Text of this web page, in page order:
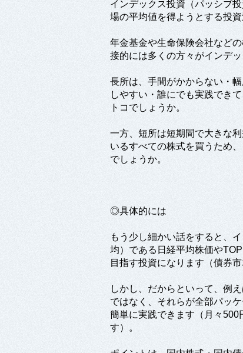
インデックス投資（パッシブ
場の平均値を得ようとする投資
年金基金や生命保険会社など
接的には多くの方々がインデ
長所は、手間がかからない・
しやすい・誰にでも実践でき
トコでしょうか。
一方、短所は短期間で大きな
いるすべての株式を買うため
でしょうか。
◎具体的には
もう少し細かい話をすると、
均）である日経平均株価や
目指す投資になります（債券
しかし、だからといって、例
ではなく、それらが全部パッ
簡単に実践できます（月々500
す）。